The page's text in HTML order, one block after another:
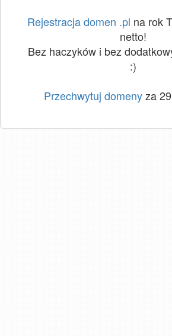
Rejestracja domen .pl na rok
netto!
Bez haczyków i bez
:)
Przechwytuj domenyza